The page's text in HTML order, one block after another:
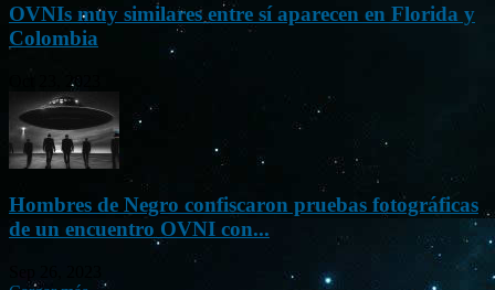
OVNIs muy similares entre sí aparecen en Florida y
Colombia
Oct 23, 2023
Hombres de Negro confiscaron pruebas fotográficas
de un encuentro OVNI con...